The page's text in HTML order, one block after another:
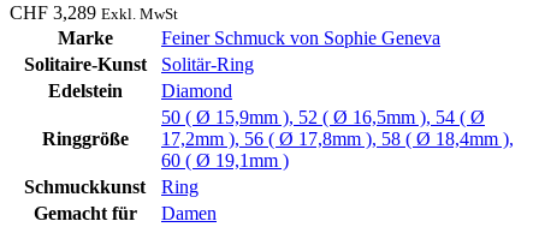
CHF 3,289 Exkl. MwSt
Marke
Feiner Schmuck von Sophie Geneva
Solitaire-Kunst
Solitär-Ring
Edelstein
Diamond
Ringgröße
50 ( Ø 15,9mm ), 52 ( Ø 16,5mm ), 54 ( Ø
17,2mm ), 56 ( Ø 17,8mm ), 58 ( Ø 18,4mm ),
60 ( Ø 19,1mm )
Schmuckkunst
Ring
Gemacht für
Damen